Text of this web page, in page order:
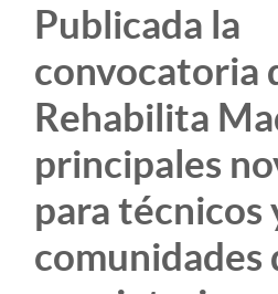
Publicada la
convocatoria
Rehabilita
principales
para técnicos
comunidades